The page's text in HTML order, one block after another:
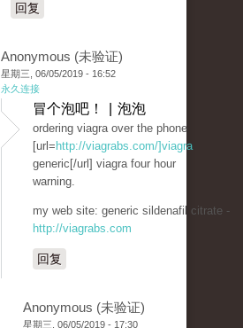
回复
Anonymous (未验证)
星期三, 06/05/2019 - 16:52
永久连接
冒个泡吧！ | 泡泡
ordering viagra over the phone
[url= http://viagrabs.com/]viagra
generic[/url] viagra four hour
warning.
my web site: generic sildenafil citrate -
http://viagrabs.com
回复
Anonymous (未验证)
星期三, 06/05/2019 - 17:30